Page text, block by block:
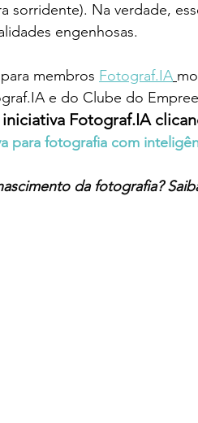
sorridente). Na verdade,
engenhosas.
membros Fotograf.IA
e do Clube do
iniciativa Fotograf.IA
para fotografia com
da fotografia?